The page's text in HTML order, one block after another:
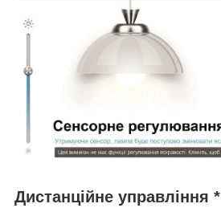
Дистанційне управління *